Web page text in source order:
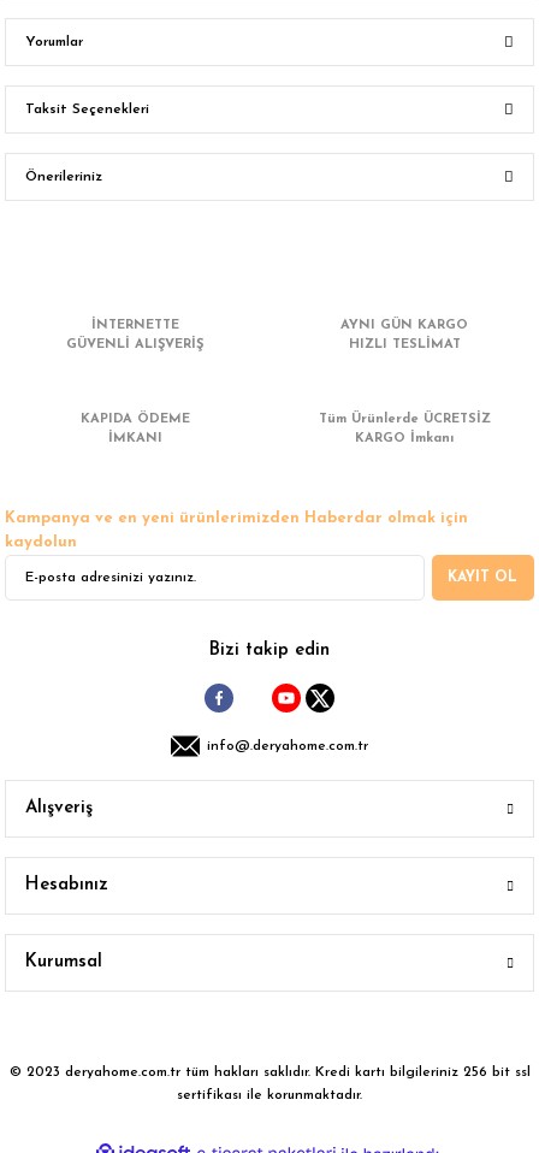
Yorumlar
Bu ürüne ilk yorumu siz yapın!
Yorum Yaz
Taksit Seçenekleri
Önerileriniz
Ürün resmi kalitesiz, bozuk veya görüntülenemiyor.
Ürün bilgilerinde hatalar bulunuyor.
Gönder
İNTERNETTE
GÜVENLİ ALIŞVERİŞ
AYNI GÜN KARGO
HIZLI TESLİMAT
KAPIDA ÖDEME
İMKANI
Tüm Ürünlerde ÜCRETSİZ
KARGO İmkanı
Kampanya ve en yeni ürünlerimizden Haberdar olmak için
kaydolun
KAYIT OL
Bizi takip edin
info@.deryahome.com.tr
Alışveriş
Hesabınız
Kurumsal
© 2023 deryahome.com.tr tüm hakları saklıdır. Kredi kartı bilgileriniz 256 bit ssl
sertifikası ile korunmaktadır.